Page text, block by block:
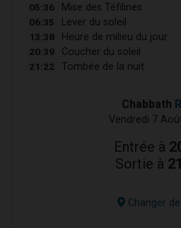
05:36 Mise des Téfilines
06:35 Lever du soleil
13:38 Heure de milieu du jour
20:39 Coucher du soleil
21:22 Tombée de la nuit
Chabbath
Vendredi 7
Entrée à
Sortie à
Changer de